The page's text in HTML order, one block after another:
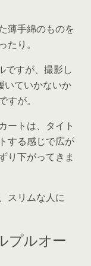
薄手綿のものを
り。
ですが、撮影し
いていかないか
が。
ートは、タイト
する感じで広が
り下がってきま
スリムな人に
プルオー